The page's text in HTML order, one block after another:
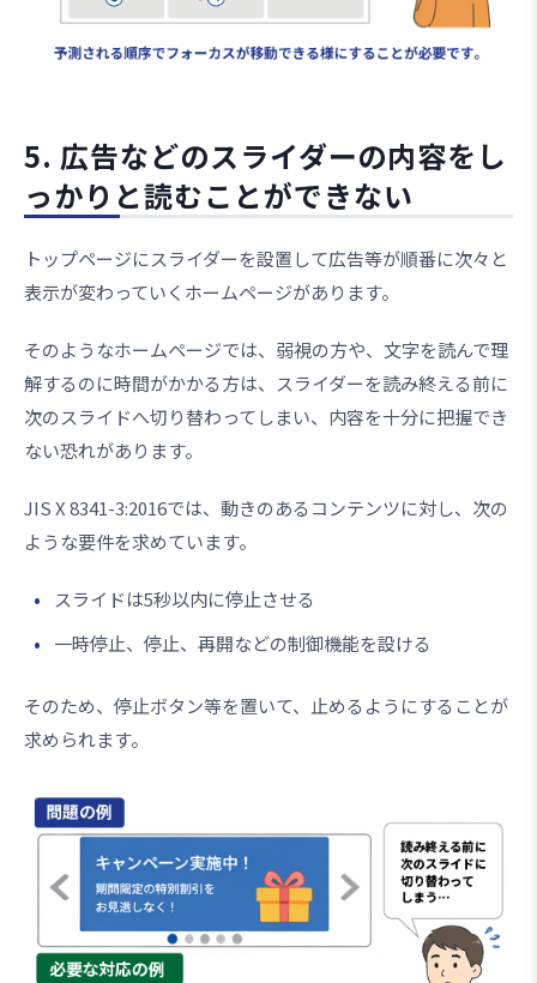
5. 広告などのスライダーの内容をし
っかりと読むことができない
トップページにスライダーを設置して広告等が順番に次々と
表示が変わっていくホームページがあります。
そのようなホームページでは、弱視の方や、文字を読んで理
解するのに時間がかかる方は、スライダーを読み終える前に
次のスライドへ切り替わってしまい、内容を十分に把握でき
ない恐れがあります。
JIS X 8341-3:2016では、動きのあるコンテンツに対し、次の
ような要件を求めています。
スライドは5秒以内に停止させる
一時停止、停止、再開などの制御機能を設ける
そのため、停止ボタン等を置いて、止めるようにすることが
求められます。